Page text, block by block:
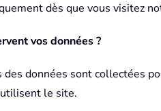
dès que vous visitez
vos données ?
des données sont collectées
le site.